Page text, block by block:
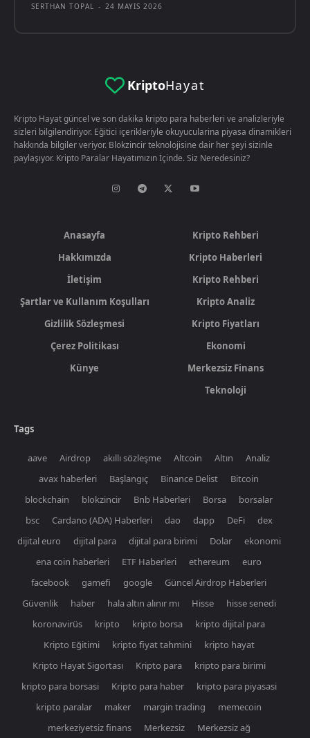
SERTHAN TOPAL - 24 MAYIS 2026
KriptoHayat
Kripto Hayat güncel ve son dakika kripto para haberleri ve analizleriyle
sizleri bilgilendiriyor. Eğitici içerikleriyle okuyucularina piyasa dinamikleri
hakkında bilgiler veriyor. Blokzincir teknolojisine dair her şeyi sizinle
paylaşıyor. Kripto Paralar Hayatımızın İçinde. Siz Neredesiniz?
Anasayfa
Hakkımızda
İletişim
Şartlar ve Kullanım Koşulları
Gizlilik Sözleşmesi
Çerez Politikası
Künye
Kripto Rehberi
Kripto Haberleri
Kripto Rehberi
Kripto Analiz
Kripto Fiyatları
Ekonomi
Merkezsiz Finans
Teknoloji
Tags
aave Airdrop akıllı sözleşme Altcoin Altın
Analiz
avax haberleri
Başlangıç Binance Delist
Bitcoin
blockchain
blokzincir Bnb Haberleri Borsa
borsalar
bsc
Cardano (ADA) Haberleri dao dapp DeFi
dex
dijital euro
dijital para dijital para birimi Dolar
ekonomi
ena coin haberleri
ETF Haberleri ethereum
euro
facebook
gamefi google
Güncel Airdrop Haberleri
Güvenlik
haber hala altın alınır mı Hisse
hisse senedi
koronavirüs
kripto kripto borsa
kripto dijital para
Kripto Eğitimi
kripto fiyat tahmini
kripto hayat
Kripto Hayat Sigortası
Kripto para
kripto para birimi
kripto para borsasi
Kripto para haber
kripto para piyasasi
kripto paralar
maker margin trading
memecoin
merkeziyetsiz finans
Merkezsiz Merkezsiz ağ